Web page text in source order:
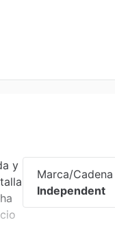
Marca/
Independent
y